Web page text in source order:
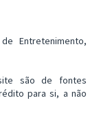
Entretenimento,
são de fontes
para si, a não